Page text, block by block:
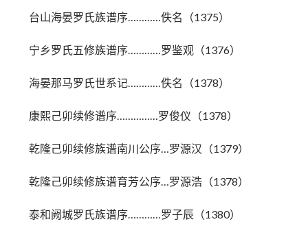
台山海晏罗氏族谱序…………佚名（1375）
宁乡罗氏五修族谱序…………罗鉴观（1376）
海晏那马罗氏世系记…………佚名（1378）
康熙己卯续修谱序……………罗俊仪（1378）
乾隆己卯续修族谱南川公序…罗源汉（1379）
乾隆己卯续修族谱育芳公序…罗源浩（1378）
泰和阙城罗氏族谱序…………罗子辰（1380）